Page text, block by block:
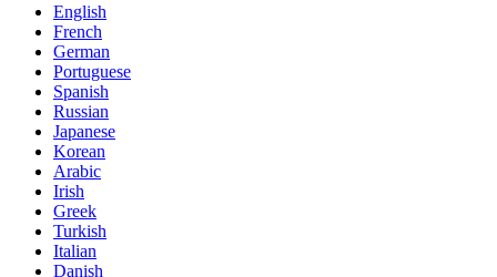
English
French
German
Portuguese
Spanish
Russian
Japanese
Korean
Arabic
Irish
Greek
Turkish
Italian
Danish